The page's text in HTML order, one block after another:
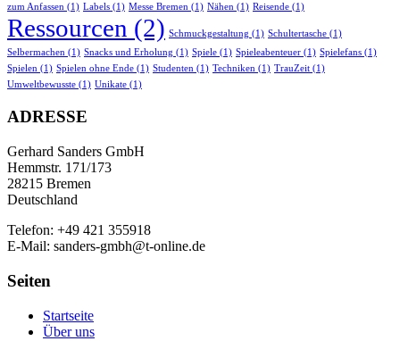
zum Anfassen (1) Labels (1) Messe Bremen (1) Nähen (1) Reisende (1)
Ressourcen (2) Schmuckgestaltung (1) Schultertasche (1)
Selbermachen (1) Snacks und Erholung (1) Spiele (1) Spieleabenteuer (1) Spielefans (1)
Spielen (1) Spielen ohne Ende (1) Studenten (1) Techniken (1) TrauZeit (1)
Umweltbewusste (1) Unikate (1)
ADRESSE
Gerhard Sanders GmbH
Hemmstr. 171/173
28215 Bremen
Deutschland
Telefon: +49 421 355918
E-Mail: sanders-gmbh@t-online.de
Seiten
Startseite
Über uns